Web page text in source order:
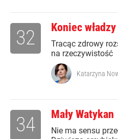
Koniec
Tracąc zdrowy
na rzeczywistość
32
Katarzyna
Mały Watykan
Nie ma sensu
34